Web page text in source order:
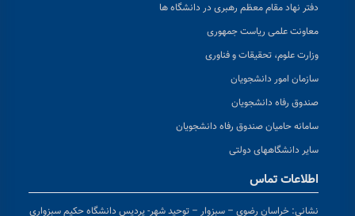
دفتر نهاد مقام معظم رهبری در دانشگاه ها
معاونت علمی ریاست جمهوری
وزارت علوم، تحقیقات و فناوری
سازمان امور دانشجویان
صندوق رفاه دانشجویان
سامانه حامیان صندوق رفاه دانشجویان
سایر دانشگاههای دولتی
اطلاعات تماس
نشانی: خراسان رضوی – سبزوار – توحید شهر- پردیس دانشگاه حکیم سبزواری